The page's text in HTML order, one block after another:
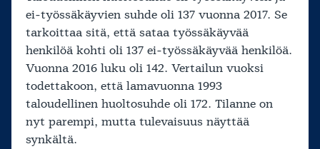
ei-työssäkäyvien suhde oli 137 vuonna 2017. Se
tarkoittaa sitä, että sataa työssäkäyvää
henkilöä kohti oli 137 ei-työssäkäyvää henkilöä.
Vuonna 2016 luku oli 142. Vertailun vuoksi
todettakoon, että lamavuonna 1993
taloudellinen huoltosuhde oli 172. Tilanne on
nyt parempi, mutta tulevaisuus näyttää
synkältä.